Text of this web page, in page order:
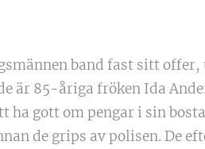
band fast sitt
är 85-åriga fröken Ida
ha gott om pengar i sin
de grips av polisen. De